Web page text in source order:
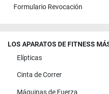
Formulario Revocación
LOS APARATOS DE FITNESS
Elípticas
Cinta de Correr
Máquinas de Fuerza